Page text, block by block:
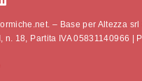
– Base per Altezza srl
n. 18, Partita IVA 05831140966 |